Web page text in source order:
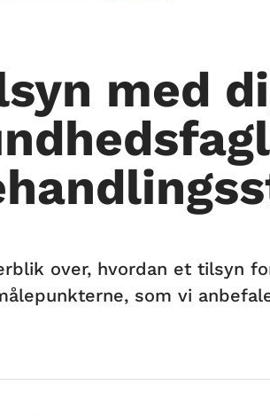
med
over, hvordan et tilsyn
som vi